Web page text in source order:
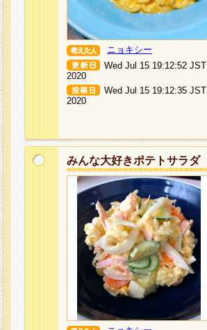
ニョキシー
Wed Jul 15 19:12:52 JST
2020
Wed Jul 15 19:12:35 JST
2020
みんな大好きポテトサラダ